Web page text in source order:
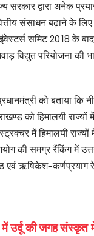
सरकार द्वारा अनेक
संसाधन बढ़ाने के
इंवेस्टर्स समिट 2018 के
विद्युत परियोजना
को बताया कि
को हिमालयी
में हिमालयी
की समग्र रैंकिंग में
एवं ऋषिकेश-कर्णप्रयाग
उर्दू की जगह संस्कृत